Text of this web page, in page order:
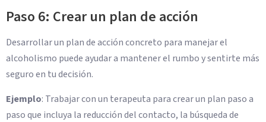
Paso 6: Crear un plan de acción
Desarrollar un plan de acción concreto para manejar el
alcoholismo puede ayudar a mantener el rumbo y sentirte más
seguro en tu decisión.
Ejemplo: Trabajar con un terapeuta para crear un plan paso a
paso que incluya la reducción del contacto, la búsqueda de